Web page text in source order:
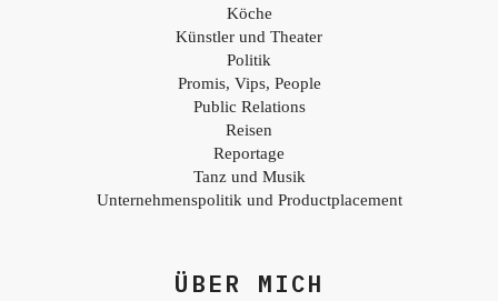
Köche
Künstler und Theater
Politik
Promis, Vips, People
Public Relations
Reisen
Reportage
Tanz und Musik
Unternehmenspolitik und Productplacement
ÜBER MICH